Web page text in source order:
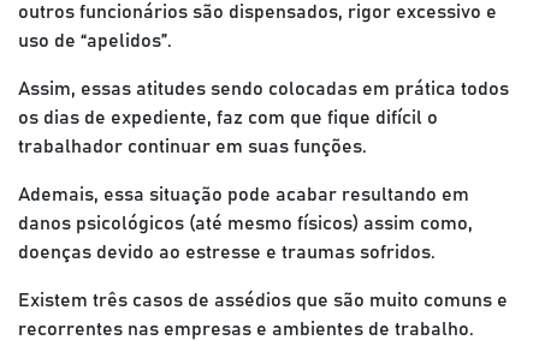
outros funcionários são dispensados, rigor excessivo e
uso de “apelidos”.
Assim, essas atitudes sendo colocadas em prática todos
os dias de expediente, faz com que fique difícil o
trabalhador continuar em suas funções.
Ademais, essa situação pode acabar resultando em
danos psicológicos (até mesmo físicos) assim como,
doenças devido ao estresse e traumas sofridos.
Existem três casos de assédios que são muito comuns e
recorrentes nas empresas e ambientes de trabalho.